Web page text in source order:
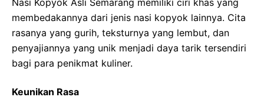
Nasi Kopyok Asli Semarang memiliki ciri khas yang
membedakannya dari jenis nasi kopyok lainnya. Cita
rasanya yang gurih, teksturnya yang lembut, dan
penyajiannya yang unik menjadi daya tarik tersendiri
bagi para penikmat kuliner.
Keunikan Rasa